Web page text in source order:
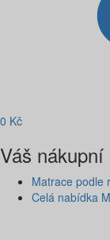
0 Kč
Váš
Matrace podle
Celá nabídka